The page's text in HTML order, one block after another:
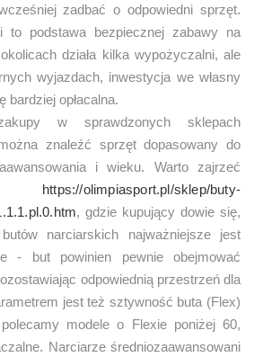
zadbać o odpowiedni sprzęt.
podstawa bezpiecznej zabawy na
działa kilka wypożyczalni, ale
wyjazdach, inwestycja we własny
opłacalna.
w sprawdzonych sklepach
znaleźć sprzęt dopasowany do
i wieku. Warto zajrzeć
https://olimpiasport.pl/sklep/buty-
, gdzie kupujący dowie się,
narciarskich najważniejsze jest
- but powinien pewnie obejmować
odpowiednią przestrzeń dla
jest też sztywność buta (Flex)
modele o Flexie poniżej 60,
Narciarze średniozaawansowani